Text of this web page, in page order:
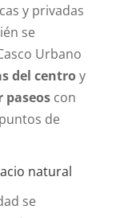
y privadas
se
Urbano
del centroy
paseoscon
de
natural
se